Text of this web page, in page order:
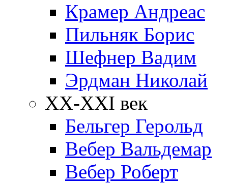
Крамер Андреас
Пильняк Борис
Шефнер Вадим
Эрдман Николай
ХХ-XXI век
Бельгер Герольд
Вебер Вальдемар
Вебер Роберт